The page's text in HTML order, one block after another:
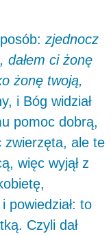
zjednocz
dałem ci żonę
żonę twoją,
i Bóg widział
pomoc dobrą,
zwierzęta, ale te
więc wyjął z
powiedział: to
Czyli dał